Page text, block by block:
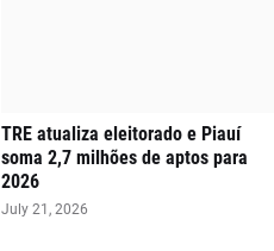
TRE atualiza eleitorado e Piauí
soma 2,7 milhões de aptos para
2026
July 21, 2026